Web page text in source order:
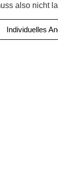
also nicht
Individuelles